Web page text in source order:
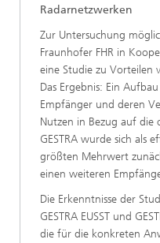
Radarnetzwerken
Zur Untersuchung
Fraunhofer FHR in
eine Studie zu Vorteilen
Das Ergebnis: Ein
Empfänger und deren
Nutzen in Bezug auf die
GESTRA wurde sich als
größten Mehrwert
einen weiteren
Die Erkenntnisse der
GESTRA EUSST und
die für die konkreten